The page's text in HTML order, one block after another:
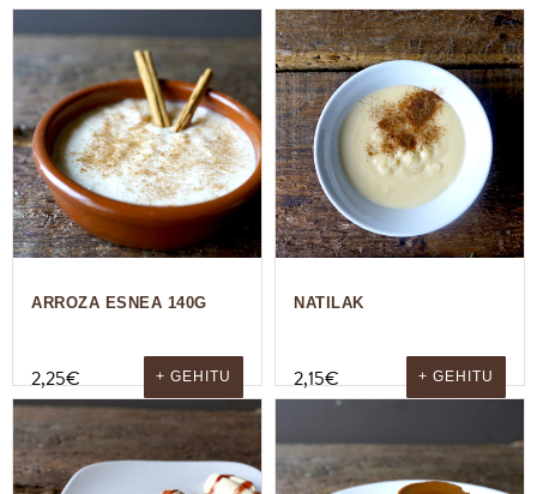
ARROZA ESNEA 140G
2,25€ + GEHITU
NATILAK
2,15€ + GEHITU